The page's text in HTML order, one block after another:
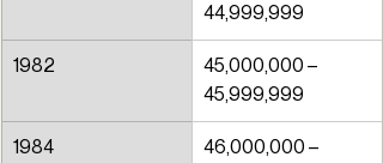
44,999,999
1982
45,000,000 –
45,999,999
1984
46,000,000 –